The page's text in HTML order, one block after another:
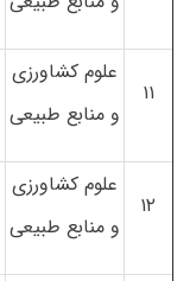
۱۱
علوم کشاورزی
و منابع طبیعی
۱۲
علوم کشاورزی
و منابع طبیعی